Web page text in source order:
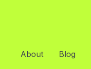
About Blog